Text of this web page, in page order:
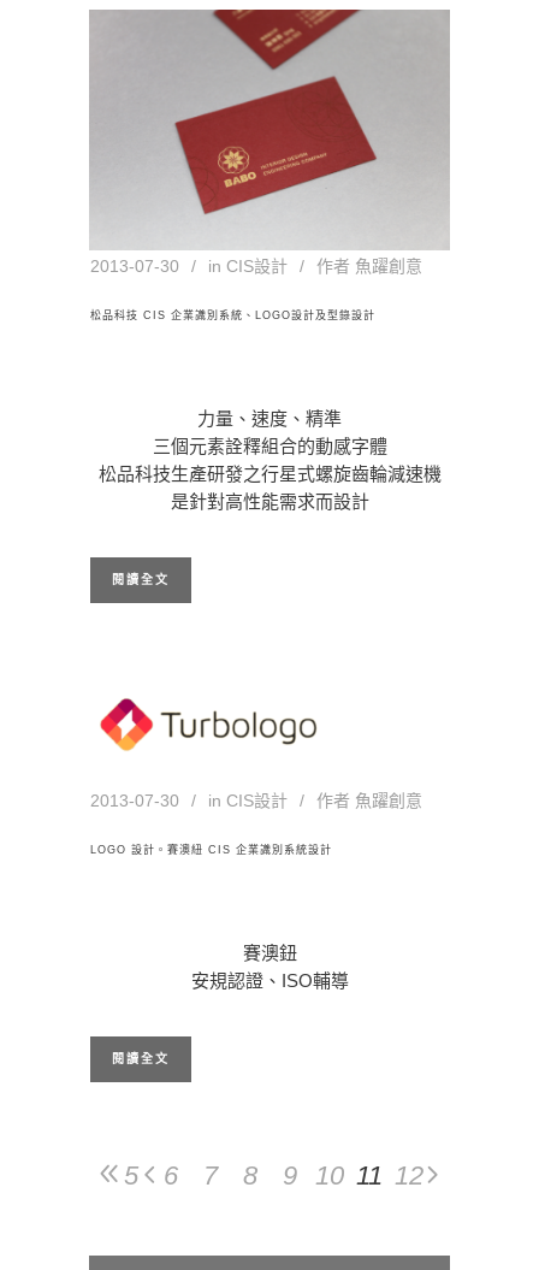
2013-07-30 in CIS設計 作者 魚躍創意
松品科技 CIS 企業識別系統、LOGO設計及型錄設計
力量、速度、精準
三個元素詮釋組合的動感字體
松品科技生產研發之行星式螺旋齒輪減速機
是針對高性能需求而設計
閱讀全文
2013-07-30 in CIS設計 作者 魚躍創意
LOGO 設計。賽澳紐 CIS 企業識別系統設計
賽澳鈕
安規認證、ISO輔導
閱讀全文
5 6 7 8 9 10 11 12